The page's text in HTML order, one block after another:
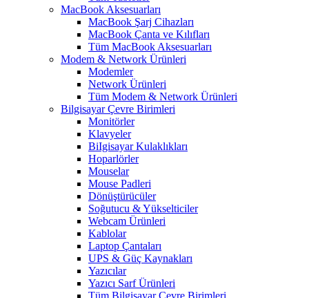
MacBook Aksesuarları
MacBook Şarj Cihazları
MacBook Çanta ve Kılıfları
Tüm MacBook Aksesuarları
Modem & Network Ürünleri
Modemler
Network Ürünleri
Tüm Modem & Network Ürünleri
Bilgisayar Çevre Birimleri
Monitörler
Klavyeler
BiIgisayar Kulaklıkları
Hoparlörler
Mouselar
Mouse Padleri
Dönüştürücüler
Soğutucu & Yükselticiler
Webcam Ürünleri
Kablolar
Laptop Çantaları
UPS & Güç Kaynakları
Yazıcılar
Yazıcı Sarf Ürünleri
Tüm Bilgisayar Çevre Birimleri